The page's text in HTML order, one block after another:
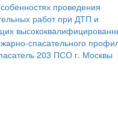
проведения
работ при ДТП и
спасательного
203 ПСО г. Москвы